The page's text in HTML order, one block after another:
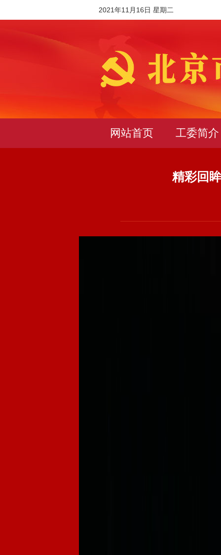
2021年11月16日 星期二
网站首页 工委简介
精彩回